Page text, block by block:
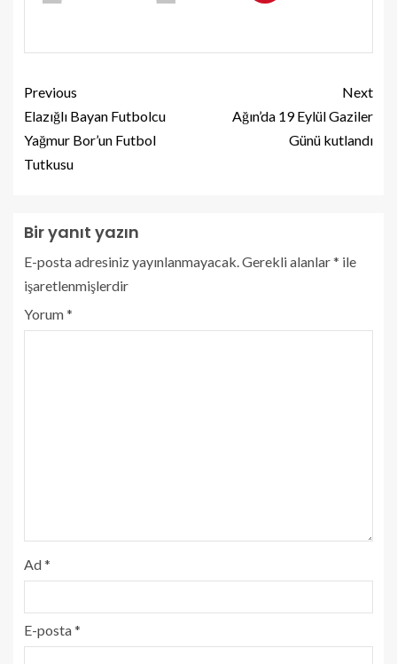
Previous
Elazığlı Bayan Futbolcu
Yağmur Bor’un Futbol
Tutkusu
Next
Ağın’da 19 Eylül Gaziler
Günü kutlandı
Bir yanıt yazın
E-posta adresiniz yayınlanmayacak.Gerekli alanlar* ile
işaretlenmişlerdir
Yorum*
Ad*
E-posta*